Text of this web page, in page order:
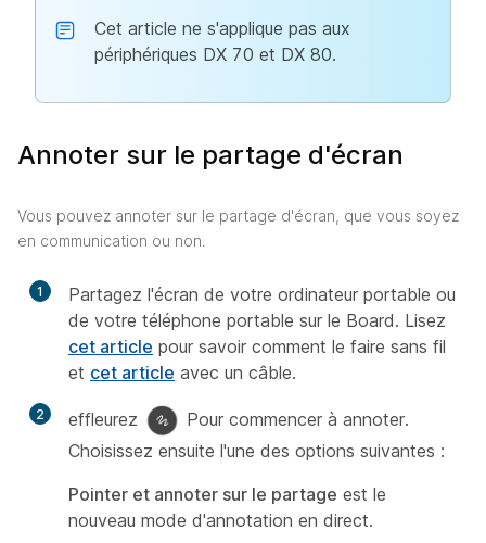
Cet article ne s'applique pas aux
périphériques DX 70 et DX 80.
Annoter sur le partage d'écran
Vous pouvez annoter sur le partage d'écran, que vous soyez
en communication ou non.
1
Partagez l'écran de votre ordinateur portable ou
de votre téléphone portable sur le Board. Lisez
cet article pour savoir comment le faire sans fil
et cet article avec un câble.
2 effleurez
Pour commencer à annoter.
Choisissez ensuite l'une des options suivantes :
Pointer et annoter sur le partage est le
nouveau mode d'annotation en direct.